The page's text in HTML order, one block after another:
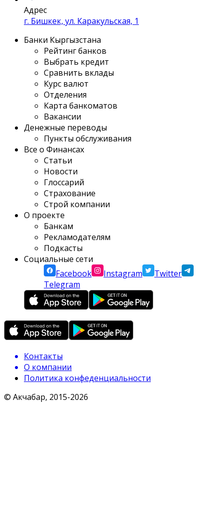
Адрес
г. Бишкек, ул. Каракульская, 1
Банки Кыргызстана
Рейтинг банков
Выбрать кредит
Сравнить вклады
Курс валют
Отделения
Карта банкоматов
Вакансии
Денежные переводы
Пункты обслуживания
Все о Финансах
Статьи
Новости
Глоссарий
Страхование
Строй компании
О проекте
Банкам
Рекламодателям
Подкасты
Социальные сети
Facebook
Instagram
Twitter
Telegram
Контакты
О компании
Политика конфеденциальности
© Акчабар, 2015-2026